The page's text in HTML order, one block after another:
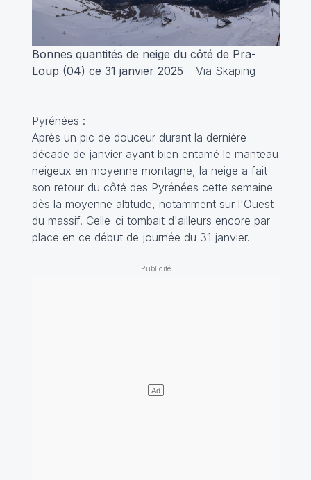
Bonnes quantités de neige du côté de Pra-
Loup (04) ce 31 janvier 2025 – Via Skaping
Pyrénées :
Après un pic de douceur durant la dernière
décade de janvier ayant bien entamé le manteau
neigeux en moyenne montagne, la neige a fait
son retour du côté des Pyrénées cette semaine
dès la moyenne altitude, notamment sur l'Ouest
du massif. Celle-ci tombait d'ailleurs encore par
place en ce début de journée du 31 janvier.